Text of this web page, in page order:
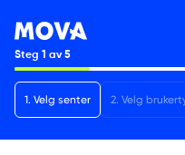
Steg 1 av5
1. Velg senter 2. Velg